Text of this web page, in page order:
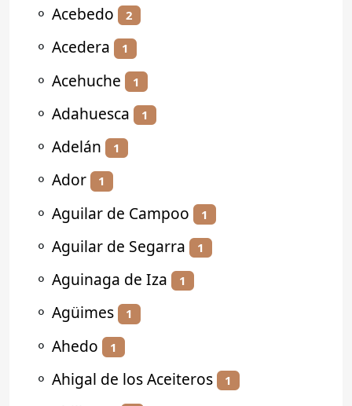
⚬ Acebedo 2
⚬ Acedera 1
⚬ Acehuche 1
⚬ Adahuesca 1
⚬ Adelán 1
⚬ Ador 1
⚬ Aguilar de Campoo 1
⚬ Aguilar de Segarra 1
⚬ Aguinaga de Iza 1
⚬ Agüimes 1
⚬ Ahedo 1
⚬ Ahigal de los Aceiteros 1